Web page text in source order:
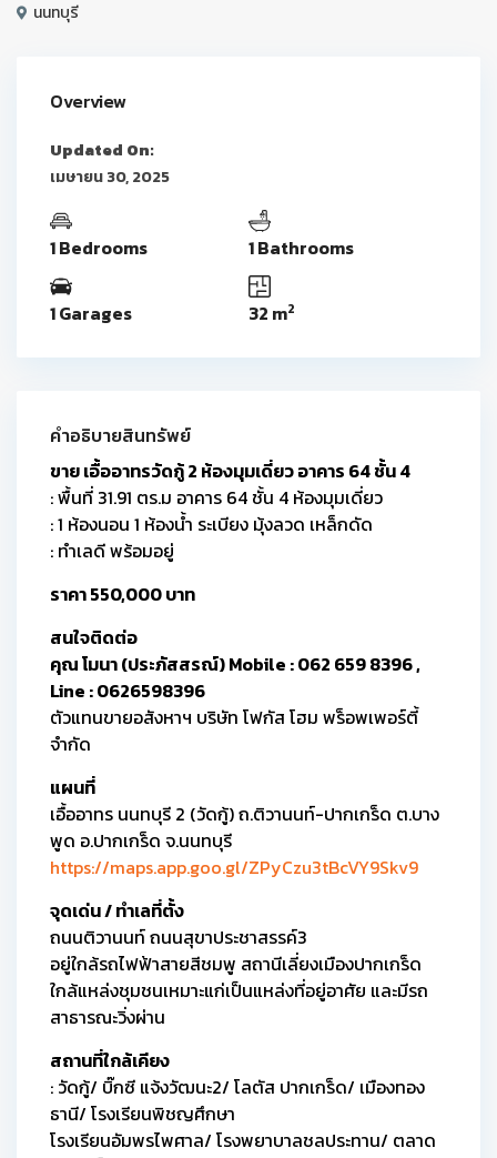
นนทบุรี
Overview
Updated On:
เมษายน 30, 2025
1 Bedrooms 1 Bathrooms
1 Garages 32 m2
คำอธิบายสินทรัพย์
ขาย เอื้ออาทรวัดกู้ 2 ห้องมุมเดี่ยว อาคาร 64 ชั้น 4
: พื้นที่ 31.91 ตร.ม อาคาร 64 ชั้น 4 ห้องมุมเดี่ยว
: 1 ห้องนอน 1 ห้องน้ำ ระเบียง มุ้งลวด เหล็กดัด
: ทำเลดี พร้อมอยู่
ราคา 550,000 บาท
สนใจติดต่อ
คุณ โมนา (ประภัสสรณ์) Mobile : 062 659 8396 ,
Line : 0626598396
ตัวแทนขายอสังหาฯ บริษัท โฟกัส โฮม พร็อพเพอร์ตี้
จำกัด
แผนที่
เอื้ออาทร นนทบุรี 2 (วัดกู้) ถ.ติวานนท์-ปากเกร็ด ต.บาง
พูด อ.ปากเกร็ด จ.นนทบุรี
https://maps.app.goo.gl/ZPyCzu3tBcVY9Skv9
จุดเด่น / ทำเลที่ตั้ง
ถนนติวานนท์ ถนนสุขาประชาสรรค์3
อยู่ใกล้รถไฟฟ้าสายสีชมพู สถานีเลี่ยงเมืองปากเกร็ด
ใกล้แหล่งชุมชนเหมาะแก่เป็นแหล่งที่อยู่อาศัย และมีรถ
สาธารณะวิ่งผ่าน
สถานที่ใกล้เคียง
: วัดกู้/ บิ๊กซี แจ้งวัฒนะ2/ โลตัส ปากเกร็ด/ เมืองทอง
ธานี/ โรงเรียนพิชญศึกษา
โรงเรียนอัมพรไพศาล/ โรงพยาบาลชลประทาน/ ตลาด